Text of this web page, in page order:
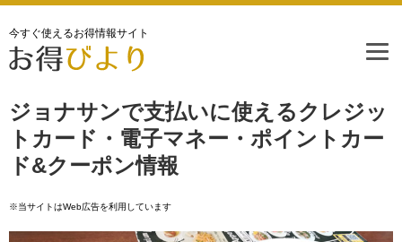
今すぐ使えるお得情報サイト
ジョナサンで支払いに使えるクレジッ
トカード・電子マネー・ポイントカー
ド&クーポン情報
※当サイトはWeb広告を利用しています